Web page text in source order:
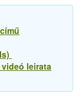
leirata